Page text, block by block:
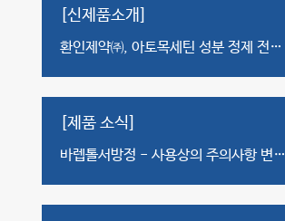
[신제품소개]
환인제약㈜, 아토목세틴 성분 정제 전…
[제품 소식]
바렙톨서방정 - 사용상의 주의사항 변…